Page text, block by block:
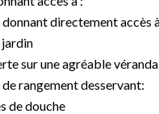
directement accès
sur une agréable
rangement desservant:
de douche